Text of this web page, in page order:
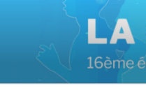
principal